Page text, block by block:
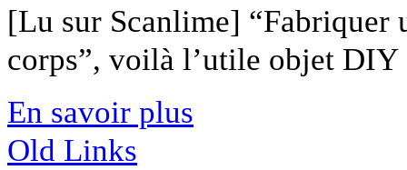
[Lu sur Scanlime] “Fabriquer
corps”, voilà l’utile objet
En savoir plus
Old Links